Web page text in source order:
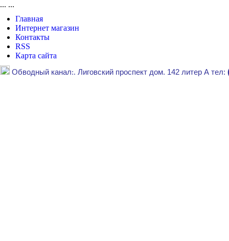
... ...
Главная
Интернет магазин
Контакты
RSS
Карта сайта
Обводный канал:. Лиговский проспект дом. 142 литер А тел: